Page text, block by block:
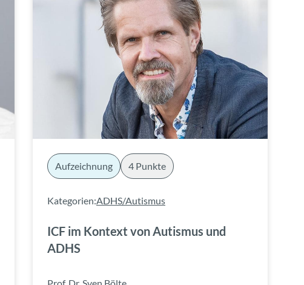
Aufzeichnung 4 Punkte
Kategorien:ADHS/Autismus
ICF im Kontext von Autismus und
ADHS